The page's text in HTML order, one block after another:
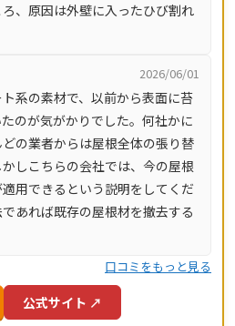
、原因は外壁に入ったひび割れ
2026/06/01
ト系の素材で、以前から表面に苔
のが気がかりでした。何社かに
の業者からは屋根全体の張り替
しこちらの会社では、今の屋根
用できるという説明をしてくだ
あれば既存の屋根材を撤去する
口コミをもっと見る
公式サイト ↗